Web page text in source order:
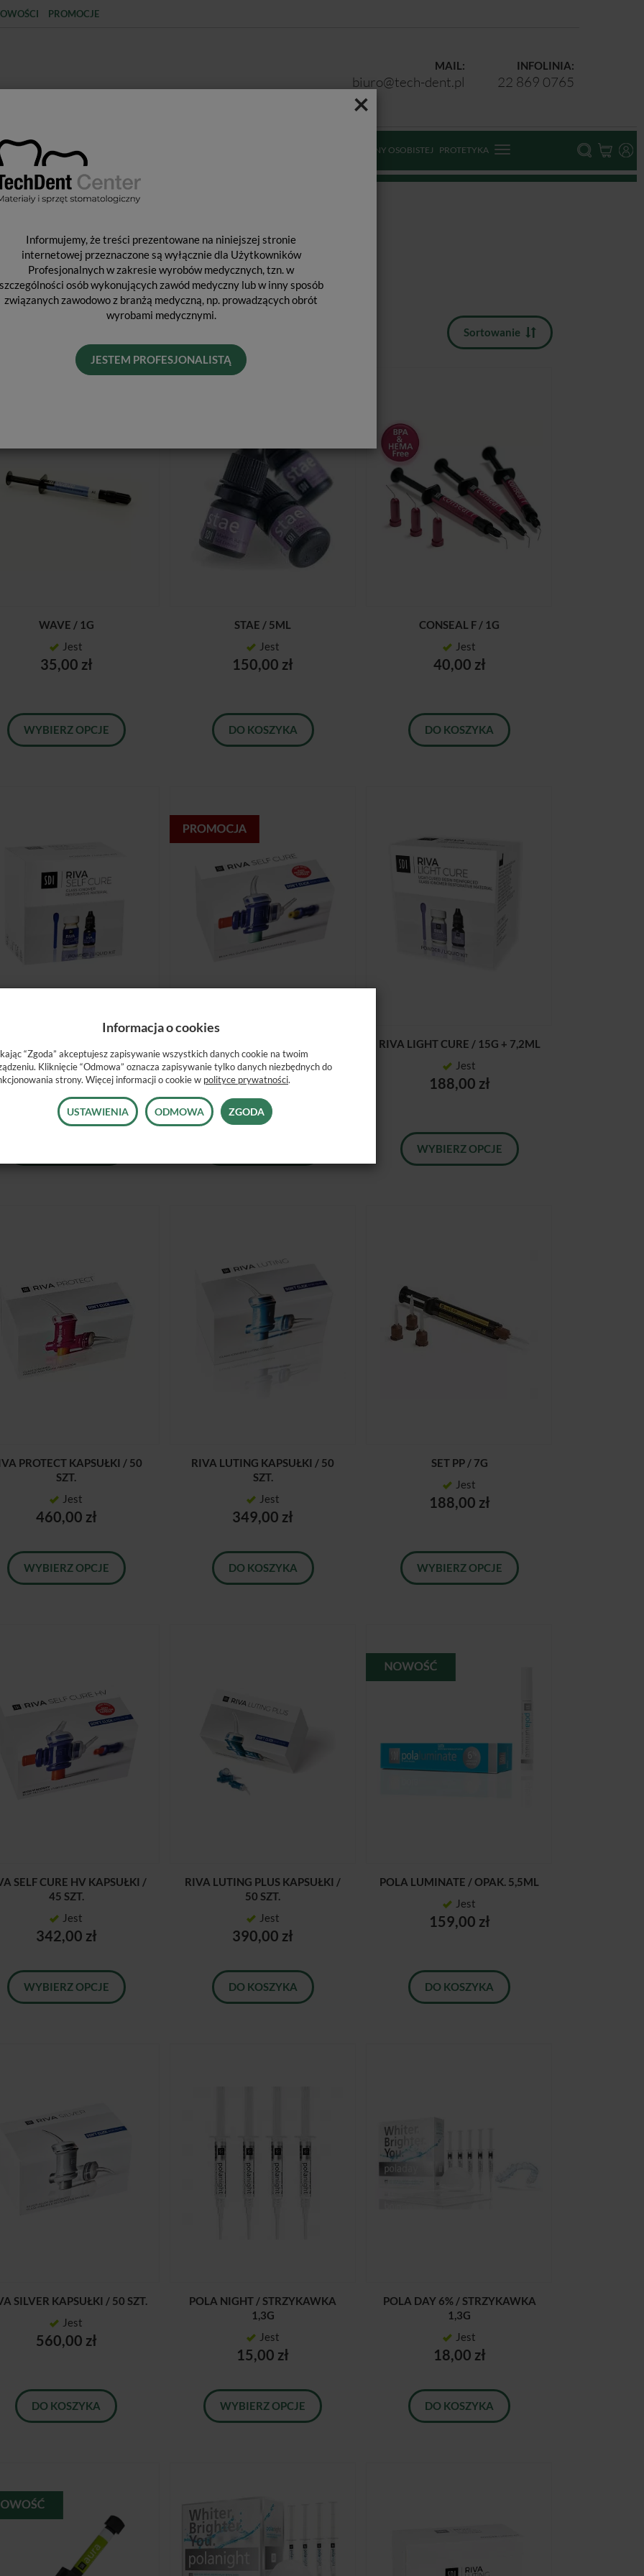
×
Informujemy, że treści prezentowane na niniejszej stronie
internetowej przeznaczone są wyłącznie dla Użytkowników
Profesjonalnych w zakresie wyrobów medycznych, tzn. w
osób wykonujących zawód medyczny lub w inny sposób
związanych zawodowo z branżą medyczną, np. prowadzących obrót
wyrobami medycznymi.
JESTEM PROFESJONALISTĄ
PROMOCJE
INFOLINIA:
22 869 0765
MAIL:
biuro@tech-dent.pl
STERYLIZACJA ŚRODKI OCHRONY OSOBISTEJ PROTETYKA
Sortowanie
WAVE / 1G
Jest
35,00 zł
WYBIERZ OPCJE
STAE / 5ML
Jest
150,00 zł
DO KOSZYKA
CONSEAL F / 1G
Jest
40,00 zł
DO KOSZYKA
6,9ML (8G)
Jest
140,00 zł
SZT.
Jest
342,00 zł
RIVA LIGHT CURE / 15G + 7,2ML
Jest
188,00 zł
WYBIERZ OPCJE
PROTECT KAPSUŁKI / 50
SZT.
Jest
460,00 zł
WYBIERZ OPCJE
RIVA LUTING KAPSUŁKI / 50
SZT.
Jest
349,00 zł
DO KOSZYKA
SET PP / 7G
Jest
188,00 zł
WYBIERZ OPCJE
SELF CURE HV KAPSUŁKI /
45 SZT.
Jest
342,00 zł
WYBIERZ OPCJE
RIVA LUTING PLUS KAPSUŁKI /
50 SZT.
Jest
390,00 zł
DO KOSZYKA
POLA LUMINATE / OPAK. 5,5ML
Jest
159,00 zł
DO KOSZYKA
SILVER KAPSUŁKI / 50 SZT.
Jest
560,00 zł
DO KOSZYKA
POLA NIGHT / STRZYKAWKA
1,3G
Jest
15,00 zł
WYBIERZ OPCJE
POLA DAY 6% / STRZYKAWKA
1,3G
Jest
18,00 zł
DO KOSZYKA
Informacja o cookies
“Zgoda” akceptujesz zapisywanie wszystkich danych cookie na twoim
Kliknięcie “Odmowa” oznacza zapisywanie tylko danych niezbędnych do
strony. Więcej informacji o cookie w polityce prywatności.
USTAWIENIA ODMOWA ZGODA